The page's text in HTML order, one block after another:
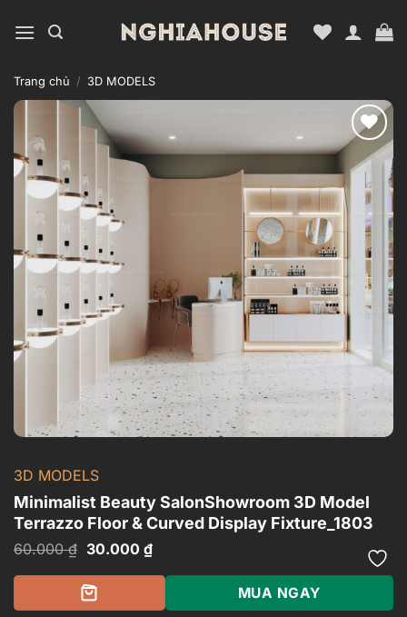
qua
dung
Trang chủ / 3D MODELS
Add to
wishlist
3D MODELS
Minimalist Beauty SalonShowroom 3D Model
Terrazzo Floor & Curved Display Fixture_1803
60.000₫ Giá
là:
60.000 ₫.
30.000 ₫Giá
hiện
tại
30.000 ₫.
MUA NGAY